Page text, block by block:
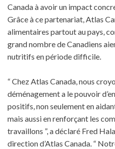
Canada à avoir un impact
Grâce à ce partenariat, Atlas
alimentaires partout au pays,
grand nombre de Canadiens
nutritifs en période difficile.
“ Chez Atlas Canada, nous
déménagement a le pouvoir
positifs, non seulement en
mais aussi en renforçant les
travaillons ”, a déclaré Fred
direction d’Atlas Canada. “